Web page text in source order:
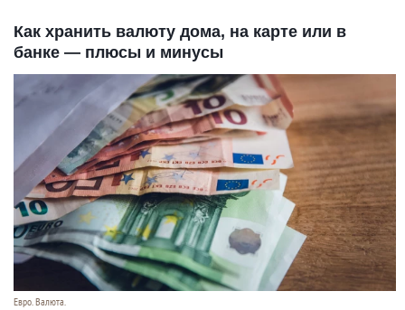
Как хранить валюту дома, на карте или в
банке — плюсы и минусы
Евро. Валюта.